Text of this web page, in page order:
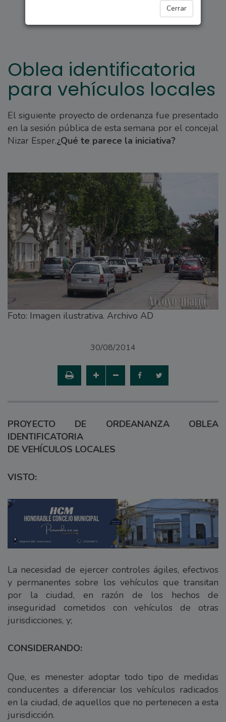
Cerrar
Oblea identificatoria
para vehículos locales
El siguiente proyecto de ordenanza fue presentado
en la sesión pública de esta semana por el concejal
Nizar Esper.¿Qué te parece la iniciativa?
Foto: Imagen ilustrativa. Archivo AD
30/08/2014
PROYECTO DE ORDEANANZA OBLEA
IDENTIFICATORIA
DE VEHÍCULOS LOCALES
VISTO:
La necesidad de ejercer controles ágiles, efectivos
y permanentes sobre los vehículos que transitan
por la ciudad, en razón de los hechos de
inseguridad cometidos con vehículos de otras
jurisdicciones, y;
CONSIDERANDO:
Que, es menester adoptar todo tipo de medidas
conducentes a diferenciar los vehículos radicados
en la ciudad, de aquellos que no pertenecen a esta
jurisdicción.